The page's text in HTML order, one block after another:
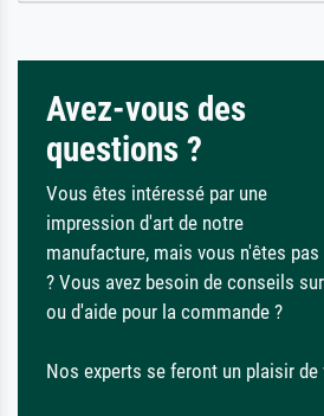
Avez-vous des
questions ?
Vous êtes intéressé par une
impression d'art de notre
manufacture, mais vous n'êtes
? Vous avez besoin de conseils
ou d'aide pour la commande ?
Nos experts se feront un plaisir de